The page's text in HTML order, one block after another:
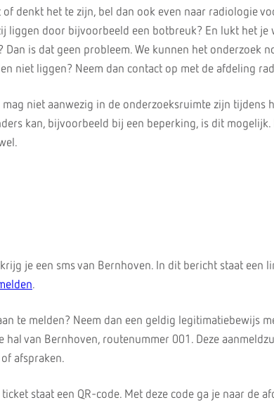
of denkt het te zijn, bel dan ook even naar radiologie
liggen door bijvoorbeeld een botbreuk? En lukt het je
Dan is dat geen probleem. We kunnen het onderzoek
niet liggen? Neem dan contact op met de afdeling
niet aanwezig in de onderzoeksruimte zijn tijdens
kan, bijvoorbeeld bij een beperking, is dit mogelijk.
je een sms van Bernhoven. In dit bericht staat een
.
te melden? Neem dan een geldig legitimatiebewijs
hal van Bernhoven, routenummer 001. Deze
afspraken.
staat een QR-code. Met deze code ga je naar de